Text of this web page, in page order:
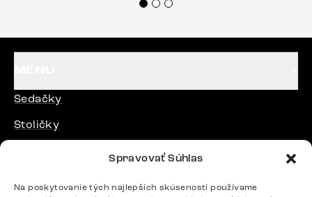
Spravovať Súhlas
Na poskytovanie tých najlepších skúseností používame
Sedačky
Stoličky